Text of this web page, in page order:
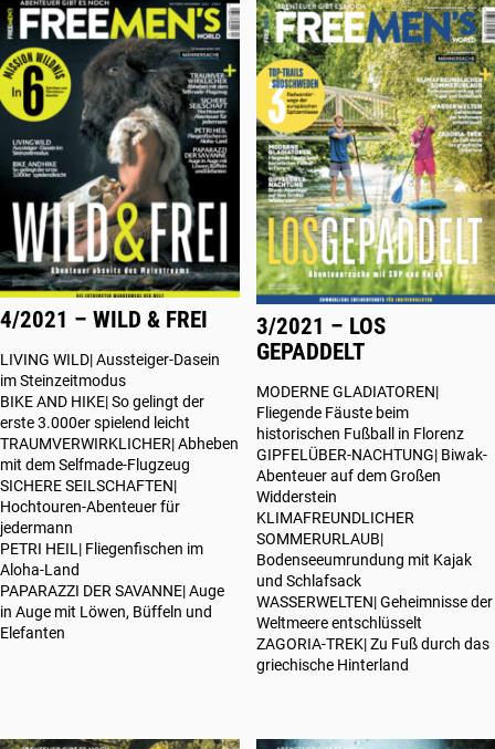
4/2021 – WILD & FREI
LIVING WILD| Aussteiger-Dasein
im Steinzeitmodus
BIKE AND HIKE| So gelingt der
erste 3.000er spielend leicht
TRAUMVERWIRKLICHER| Abheben
mit dem Selfmade-Flugzeug
SICHERE SEILSCHAFTEN|
Hochtouren-Abenteuer für
jedermann
PETRI HEIL| Fliegenfischen im
Aloha-Land
PAPARAZZI DER SAVANNE| Auge
in Auge mit Löwen, Büffeln und
Elefanten
3/2021 – LOS
GEPADDELT
MODERNE GLADIATOREN|
Fliegende Fäuste beim
historischen Fußball in Florenz
GIPFELÜBER-NACHTUNG| Biwak-
Abenteuer auf dem Großen
Widderstein
KLIMAFREUNDLICHER
SOMMERURLAUB|
Bodenseeumrundung mit Kajak
und Schlafsack
WASSERWELTEN| Geheimnisse der
Weltmeere entschlüsselt
ZAGORIA-TREK| Zu Fuß durch das
griechische Hinterland